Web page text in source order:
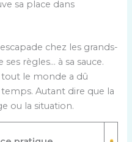
sa place dans
chez les grands-
règles… à sa sauce.
tout le monde a dû
Autant dire que la
ou la situation.